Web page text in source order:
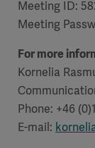
Meeting ID:
Meeting
For more
Kornelia
Phone: +46
E-mail: